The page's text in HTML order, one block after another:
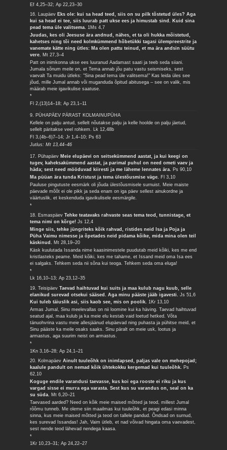
Ef 4,25–32; Ap 22,23–30
16. Laupäev Eks ole: kui sa head teed, siis on su pilk tõstetud üles? Aga
kui sa head ei tee, siis luurab patt ukse ees ja himustab sind. Kuid sina
pead tema üle valitsema.1Ms 4,7
Juudas, kes oli Jeesuse ära andnud, nähes, et ta oli hukka mõistetud,
kahetses ning tõi need kolmkümmend hõbetükki tagasi ülempreestrite ja
vanemate kätte ning ütles: Ma olen pattu teinud, et ma ära andsin süütu
vere. Mt 27,3–4
Patt on inimkonna ukse ees luuranud Aadamast saati ja teeb seda siiani.
Jumala sõnum meile on, et Tema annab jõu patu vastu seismiseks, sest
vaevalt Ta muidu ütleks: "Sina pead tema üle valitsema!" Kas leida üles see
jõud, mille Jumal annab või muganduda õpitud abitusega – see on valik, mis
määrab meie igavikulise saatuse.
*
Fl 2,(13)14–18; Ap 23,1–11
9. PÜHAPÄEV PÄRAST KOLMAINUPÜHA
Kellele on palju antud, sellelt nõutakse palju ja kelle hoolde on palju jäetud,
sellelt päritakse veel rohkem. Lk 12,48b
Fl 3,(4b–6)7–14; Jr 1,4–10; Ps 63
Jutlus: Mt 13,44–46
17. Pühapäev Meie elupäevi on seitsekümmend aastat, ja kui keegi on
tugev, kaheksakümmend aastat, ja parimal puhul on need ometi vaev ja
häda; sest need mööduvad kiiresti ja me läheme lennates ära. Ps 90,10
Ma püüan ära tunda Kristust ja tema ülestõusmise väge. Fl 3,10
Pauluse pingutuste eesmärk oli jõuda ülestõusmisele surnuist. Meie maiste
päevade mõõt ei ole pikk ja seda enam on iga päev sellest ainukordne ja
väärtuslik, et keskenduda igavikulisele eesmärgile.
*
18. EsmaspäevTehke teatavaks rahvaste seas tema teod, tunnistage, et
tema nimi on kõrge!Js 12,4
Minge siis, tehke jüngriteks kõik rahvad, ristides neid Isa ja Poja ja
Püha Vaimu nimesse ja õpetades neid pidama kõike, mida mina olen teil
käskinud. Mt 28,19–20
Käsk kuulutada Issanda nime kaasinimestele puudutab meid kõiki, kes me end
kristlasteks peame. Meid kõiki, kes me tahame, et Issand meid oma Isa ees
ei salgaks. Tehkem seda nii sõna kui teoga. Tehkem seda oma eluga!
*
Lk 16,10–13; Ap 23,12–35
19. TeisipäevTaevad haihtuvad kui suits ja maa kulub nagu kuub, selle
elanikud surevad otsekui sääsed. Aga minu pääste jääb igavesti.Js 51,6
Kui tuleb täiuslik asi, siis kaob see, mis on poolik.1Kr 13,10
Armas Jumal, Sinu meelevallas on nii loomine kui ka häving. Taevad haihtuvad
seatud ajal, maa kulub ja ka meie elu kestab vaid loetud hetked. Võta
tänuohvrina vastu meie allesjäänud elupäevad ning puhasta ja pühitse meid, et
Sinu pääste ka meile osaks saaks. Sinu päralt on meie usk, lootus ja
armastus, aga suurim neist on armastus.
*
1Kn 3,16–28; Ap 24,1–21
20. KolmapäevAinult tuuleõhk on inimlapsed, paljas vale on mehepojad;
kaalule pandult on nemad kõik ühtekokku kergemad kui tuuleõhk. Ps
62,10
Koguge endile varandusi taevasse, kus koi ega rooste ei riku ja kus
vargad sisse ei murra ega varasta. Sest kus su varandus on, seal on ka
su süda. Mt 6,20–21
Taevased aarded? Need on kõik meie maised mõtted ja teod, millest Jumal
rõõmu tunneb. Me oleme siin maailmas kui tuuleõhk, et peagi edasi minna
sinna, kus meie maised mõtted ja teod on tallele pandud. Õndsad on surnud,
kes surevad Issandas! Jah, Vaim ütleb, et nad võivad hingata oma vaevadest,
sest nende teod lähevad nendega kaasa.
*
1Kr 10,23–31; Ap 24,22–27